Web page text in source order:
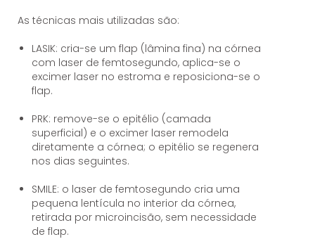
As técnicas mais utilizadas são:
LASIK: cria-se um flap (lâmina fina) na córnea
com laser de femtosegundo, aplica-se o
excimer laser no estroma e reposiciona-se o
flap.
PRK: remove-se o epitélio (camada
superficial) e o excimer laser remodela
diretamente a córnea; o epitélio se regenera
nos dias seguintes.
SMILE: o laser de femtosegundo cria uma
pequena lentícula no interior da córnea,
retirada por microincisão, sem necessidade
de flap.